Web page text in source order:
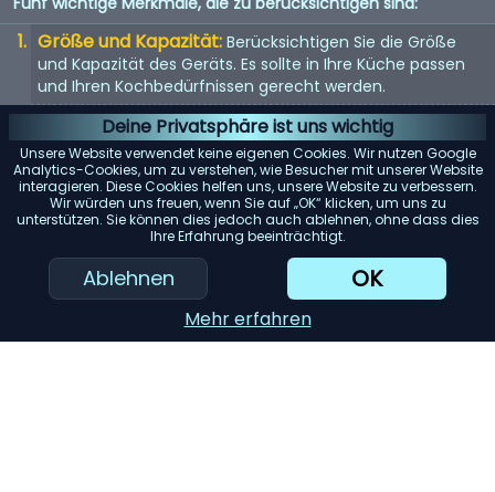
Deine Privatsphäre ist uns wichtig
Unsere Website verwendet keine eigenen Cookies. Wir nutzen Google
Analytics-Cookies, um zu verstehen, wie Besucher mit unserer Website
interagieren. Diese Cookies helfen uns, unsere Website zu verbessern.
Wir würden uns freuen, wenn Sie auf „OK“ klicken, um uns zu
unterstützen. Sie können dies jedoch auch ablehnen, ohne dass dies
Ihre Erfahrung beeinträchtigt.
Ablehnen OK
Mehr erfahren
Größe und Kapazität: Berücksichtigen Sie die Größe
und Kapazität des Geräts. Es sollte in Ihre Küche passen
und Ihren Kochbedürfnissen gerecht werden.
Energieeffizienz: Energieeffiziente Geräte sparen nicht
nur Geld bei der Stromrechnung, sondern sind auch
umweltfreundlich.
Benutzerfreundlichkeit: Suchen Sie nach Geräten mit
benutzerfreundlichen Bedienelementen und Funktionen.
Sie sollten einfach zu bedienen und zu reinigen sein.
Haltbarkeit: Hochwertige Materialien und gute
Verarbeitung bedeuten oft, dass das Gerät länger hält.
Achten Sie auf Garantien und Kundenbewertungen.